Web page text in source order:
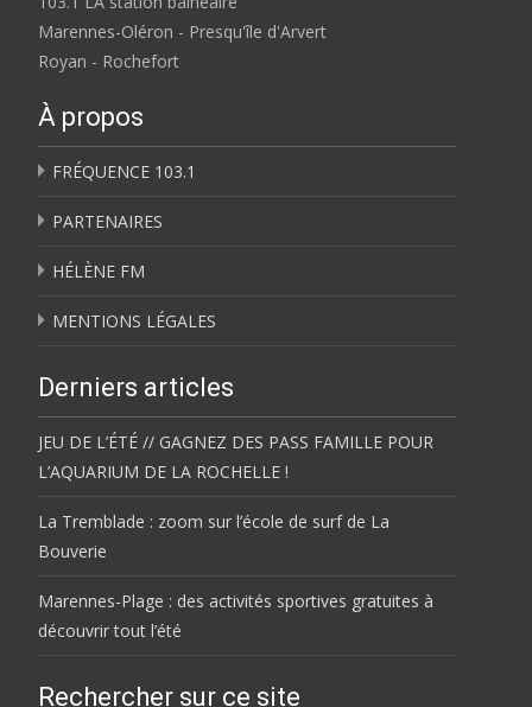
Marennes-Oléron - Presqu'île d'Arvert
Royan - Rochefort
À propos
FRÉQUENCE 103.1
PARTENAIRES
HÉLÈNE FM
MENTIONS LÉGALES
Derniers articles
JEU DE L’ÉTÉ // GAGNEZ DES PASS FAMILLE POUR
L’AQUARIUM DE LA ROCHELLE !
La Tremblade : zoom sur l’école de surf de La
Bouverie
Marennes-Plage : des activités sportives gratuites à
découvrir tout l’été
Rechercher sur ce site